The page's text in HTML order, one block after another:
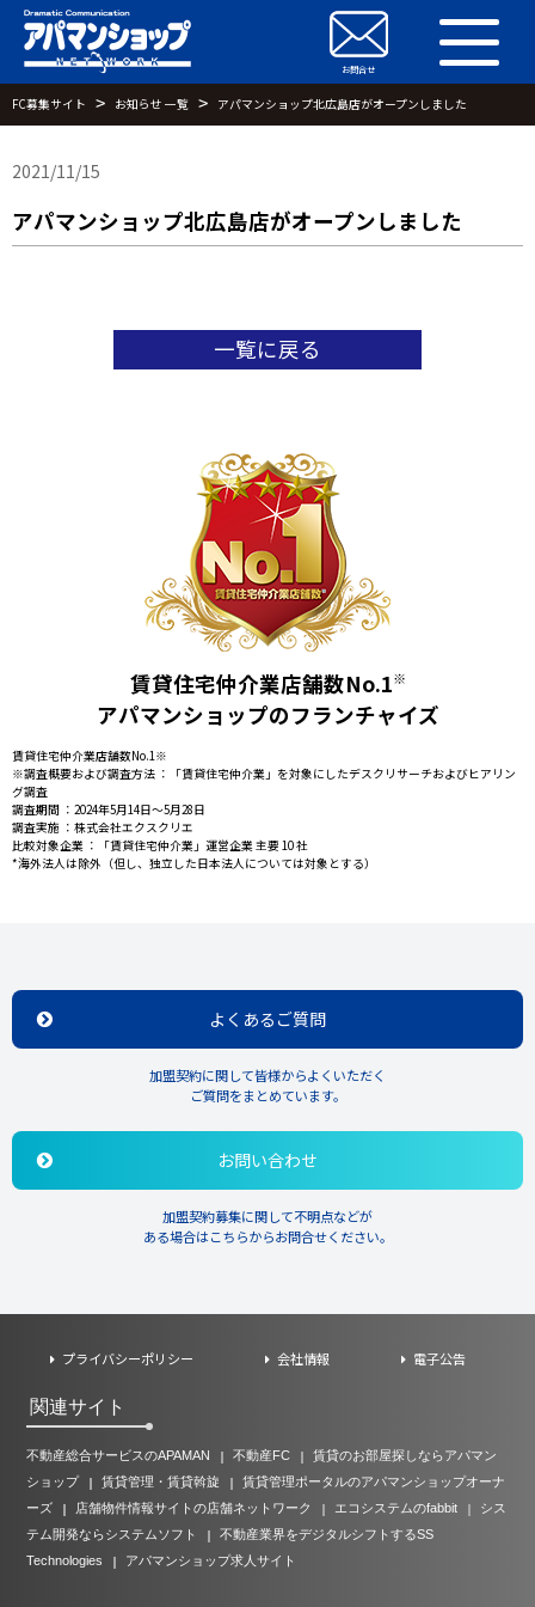
お問合せ
お問合せ
FC募集サイト お知らせ 一覧 アパマンショップ北広島店がオープンしました
2021/11/15
アパマンショップ北広島店がオープンしました
一覧に戻る
賃貸住宅仲介業店舗数No.1※
アパマンショップのフランチャイズ
賃貸住宅仲介業店舗数No.1※
※調査概要および調査方法 ：「賃貸住宅仲介業」を対象にしたデスクリサーチおよびヒアリン
グ調査
調査期間 ：2024年5月14日～5月28日
調査実施 ：株式会社エクスクリエ
比較対象企業 ：「賃貸住宅仲介業」運営企業 主要 10 社
*海外法人は除外（但し、独立した日本法人については対象とする）
よくあるご質問
加盟契約に関して皆様からよくいただく
ご質問をまとめています。
お問い合わせ
加盟契約募集に関して不明点などが
ある場合はこちらからお問合せください。
プライバシーポリシー 会社情報 電子公告
関連サイト
不動産総合サービスのAPAMAN 不動産FC
賃貸のお部屋探しならアパマン
ショップ
賃貸管理・賃貸斡旋
賃貸管理ポータルのアパマンショップオーナ
ーズ
店舗物件情報サイトの店舗ネットワーク エコシステムのfabbit
シス
テム開発ならシステムソフト
不動産業界をデジタルシフトするSS
Technologies
アパマンショップ求人サイト